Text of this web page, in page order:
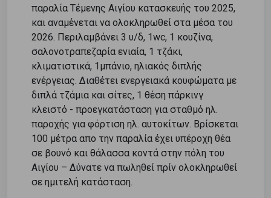
παραλία Τέμενης Αιγίου κατασκευής του 2025,
και αναμένεται να ολοκληρωθεί στα μέσα του
2026. Περιλαμβάνει 3 υ/δ, 1wc, 1 κουζίνα,
σαλονοτραπεζαρία ενιαία, 1 τζάκι,
κλιματιστικά, 1μπάνιο, ηλιακός διπλής
ενέργειας. Διαθέτει ενεργειακά κουφώματα με
διπλά τζάμια και σίτες, 1 θέση πάρκινγ
κλειστό - προεγκατάσταση για σταθμό ηλ.
παροχής για φόρτιση ηλ. αυτοκίτων. Βρίσκεται
100 μέτρα απο την παραλία έχει υπέροχη θέα
σε βουνό και θάλασσα κοντά στην πόλη του
Αιγίου – Δύνατε να πωληθεί πρίν ολοκληρωθεί
σε ημιτελή κατάσταση.